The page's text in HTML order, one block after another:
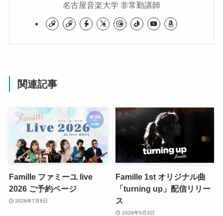
名古屋音楽大学 非常勤講師
関連記事
Famille ファミーユ live
2026 ご予約ページ
2026年7月8日
Famille 1st オリジナル曲
「turning up」配信リリー
ス
2026年5月3日